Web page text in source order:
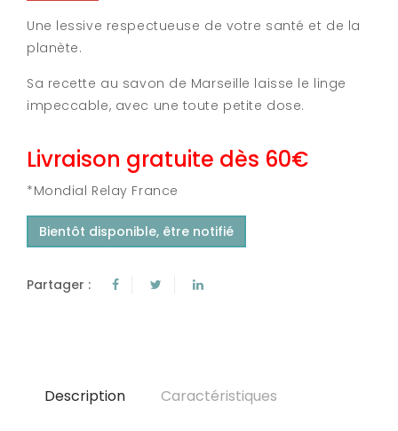
Une lessive respectueuse de votre santé et de la
planète.
Sa recette au savon de Marseille laisse le linge
impeccable, avec une toute petite dose.
Livraison gratuite dès 60€
*Mondial Relay France
Bientôt disponible, être notifié
Partager :
Description Caractéristiques